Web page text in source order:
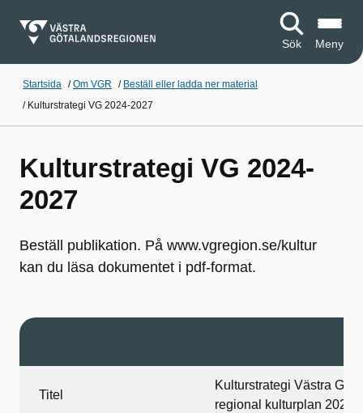
Sök Meny
Startsida /Om VGR / Beställ eller ladda ner material
/ Kulturstrategi VG 2024-2027
Kulturstrategi VG 2024-
2027
Beställ publikation. På www.vgregion.se/kultur
kan du läsa dokumentet i pdf-format.
Titel
Kulturstrategi Västra
regional kulturplan 2024-